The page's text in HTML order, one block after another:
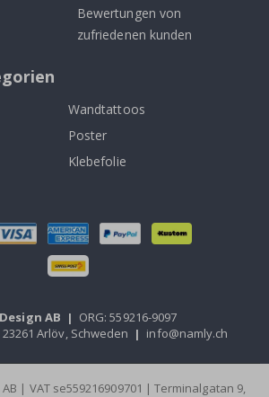
Bewertungen von
zufriedenen kunden
Wandtattoos
Poster
Klebefolie
AB | ORG: 559216-9097
Arlöv, Schweden | info@namly.ch
| VAT se559216909701 | Terminalgatan 9,